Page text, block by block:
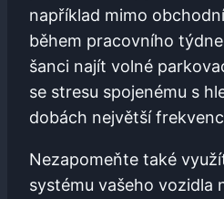
například mimo
během pracovního
šanci ‍najít ‌volné
se ⁤stresu spojenému s
dobách ​největší
Nezapomeňte také
systému vašeho⁣ vozidla